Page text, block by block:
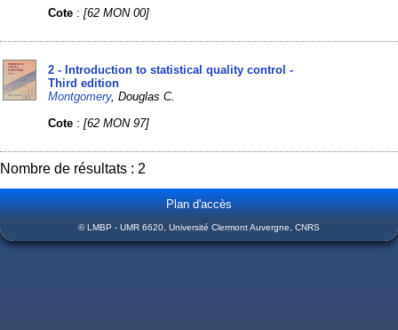
Cote :[62 MON 00]
2 - Introduction to statistical quality control -
Third edition
Montgomery, Douglas C.
Cote :[62 MON 97]
Nombre de résultats : 2
Plan d'accès
© LMBP - UMR 6620, Université Clermont Auvergne, CNRS